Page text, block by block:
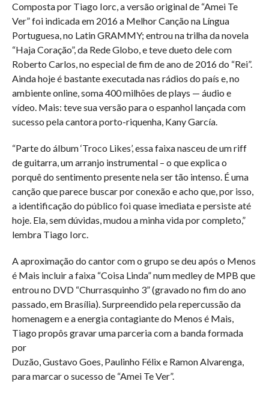
Composta por Tiago Iorc, a versão original de “Amei Te
Ver” foi indicada em 2016 a Melhor Canção na Língua
Portuguesa, no Latin GRAMMY; entrou na trilha da novela
“Haja Coração”, da Rede Globo, e teve dueto dele com
Roberto Carlos, no especial de fim de ano de 2016 do “Rei”.
Ainda hoje é bastante executada nas rádios do país e, no
ambiente online, soma 400 milhões de plays — áudio e
vídeo. Mais: teve sua versão para o espanhol lançada com
sucesso pela cantora porto-riquenha, Kany García.
“Parte do álbum ‘Troco Likes’, essa faixa nasceu de um riff
de guitarra, um arranjo instrumental – o que explica o
porquê do sentimento presente nela ser tão intenso. É uma
canção que parece buscar por conexão e acho que, por isso,
a identificação do público foi quase imediata e persiste até
hoje. Ela, sem dúvidas, mudou a minha vida por completo,”
lembra Tiago Iorc.
A aproximação do cantor com o grupo se deu após o Menos
é Mais incluir a faixa “Coisa Linda” num medley de MPB que
entrou no DVD “Churrasquinho 3” (gravado no fim do ano
passado, em Brasília). Surpreendido pela repercussão da
homenagem e a energia contagiante do Menos é Mais,
Tiago propôs gravar uma parceria com a banda formada
por
Duzão, Gustavo Goes, Paulinho Félix e Ramon Alvarenga,
para marcar o sucesso de “Amei Te Ver”.